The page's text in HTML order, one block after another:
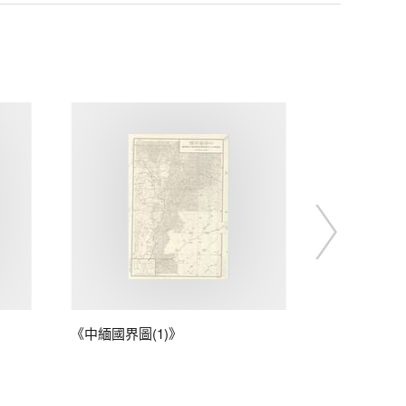
《中緬國界圖(1)》